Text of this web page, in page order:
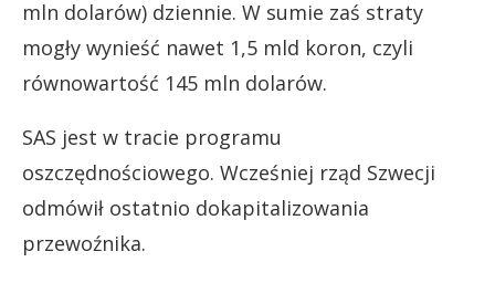
mln dolarów) dziennie. W sumie zaś straty
mogły wynieść nawet 1,5 mld koron, czyli
równowartość 145 mln dolarów.
SAS jest w tracie programu
oszczędnościowego. Wcześniej rząd Szwecji
odmówił ostatnio dokapitalizowania
przewoźnika.